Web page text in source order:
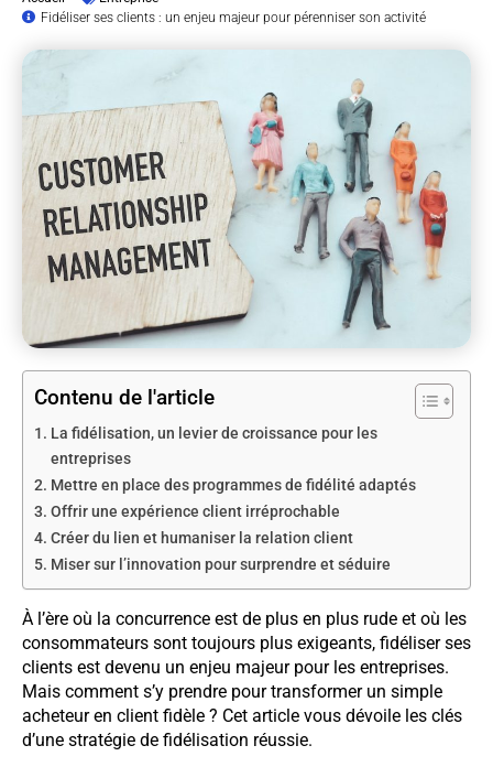
Fidéliser ses clients : un enjeu majeur pour pérenniser son activité
Contenu de l'article
La fidélisation, un levier de croissance pour les
entreprises
Mettre en place des programmes de fidélité adaptés
Offrir une expérience client irréprochable
Créer du lien et humaniser la relation client
Miser sur l’innovation pour surprendre et séduire
À l’ère où la concurrence est de plus en plus rude et où les
consommateurs sont toujours plus exigeants, fidéliser ses
clients est devenu un enjeu majeur pour les entreprises.
Mais comment s’y prendre pour transformer un simple
acheteur en client fidèle ? Cet article vous dévoile les clés
d’une stratégie de fidélisation réussie.